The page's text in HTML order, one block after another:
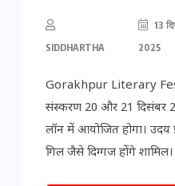
SIDDHARTHA
13
2025
Gorakhpur Literary
संस्करण 20 और 21 दिसंबर
लॉन में आयोजित होगा। उदय
गिल जैसे दिग्गज होंगे शामिल।